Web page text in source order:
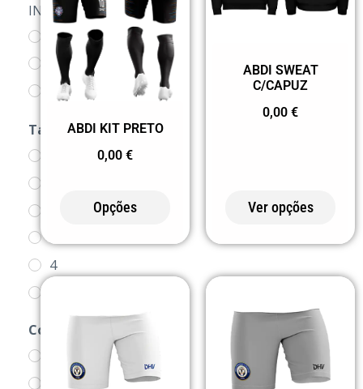
INDIOS
ACESSÓRIOS
ADCEO
ADQC
BERMUDAS
BRIGADA DE
TRÂNSITO
CALÇÕES
CCD BREJOS
Tamanho
3/4
4
Cor
0 BRANCO
0102
ABDI KIT PRETO
0,00 €
Opções
ABDI SWEAT
C/CAPUZ
0,00 €
Ver opções